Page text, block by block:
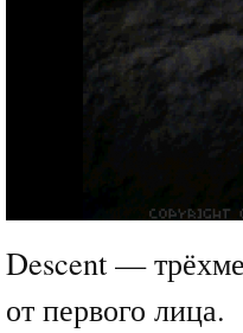
Descent —
от первого лица.